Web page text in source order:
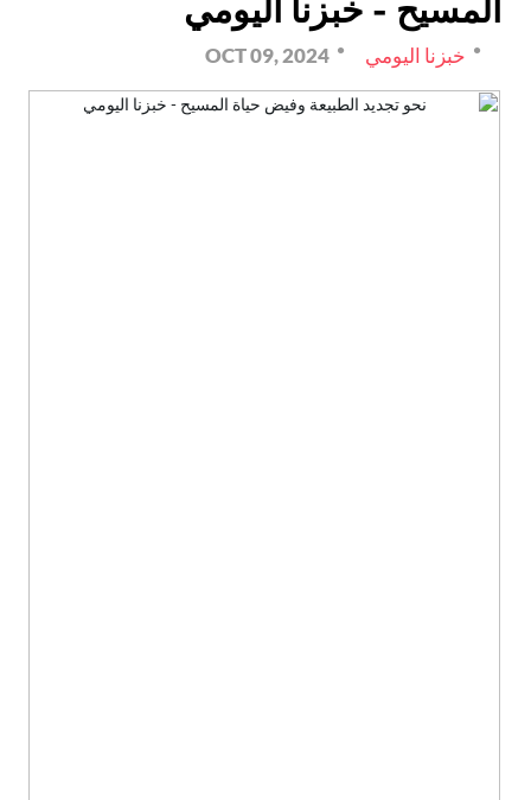
المسيح - خبزنا اليومي
خبزنا اليومي OCT 09, 2024